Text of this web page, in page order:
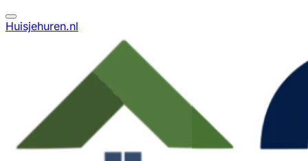
Huisjehuren.nl